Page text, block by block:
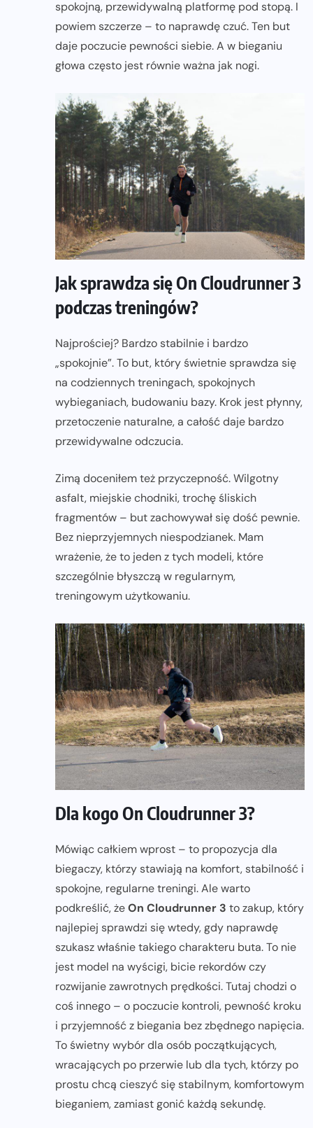
spokojną, przewidywalną platformę pod stopą. I
powiem szczerze – to naprawdę czuć. Ten but
daje poczucie pewności siebie. A w bieganiu
głowa często jest równie ważna jak nogi.
Jak sprawdza się On Cloudrunner 3
podczas treningów?
Najprościej? Bardzo stabilnie i bardzo
„spokojnie”. To but, który świetnie sprawdza się
na codziennych treningach, spokojnych
wybieganiach, budowaniu bazy. Krok jest płynny,
przetoczenie naturalne, a całość daje bardzo
przewidywalne odczucia.
Zimą doceniłem też przyczepność. Wilgotny
asfalt, miejskie chodniki, trochę śliskich
fragmentów – but zachowywał się dość pewnie.
Bez nieprzyjemnych niespodzianek. Mam
wrażenie, że to jeden z tych modeli, które
szczególnie błyszczą w regularnym,
treningowym użytkowaniu.
Dla kogo On Cloudrunner 3?
Mówiąc całkiem wprost – to propozycja dla
biegaczy, którzy stawiają na komfort, stabilność i
spokojne, regularne treningi. Ale warto
podkreślić, żeOn Cloudrunner 3 to zakup, który
najlepiej sprawdzi się wtedy, gdy naprawdę
szukasz właśnie takiego charakteru buta. To nie
jest model na wyścigi, bicie rekordów czy
rozwijanie zawrotnych prędkości. Tutaj chodzi o
coś innego – o poczucie kontroli, pewność kroku
i przyjemność z biegania bez zbędnego napięcia.
To świetny wybór dla osób początkujących,
wracających po przerwie lub dla tych, którzy po
prostu chcą cieszyć się stabilnym, komfortowym
bieganiem, zamiast gonić każdą sekundę.